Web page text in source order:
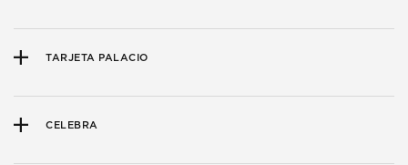
TARJETA PALACIO
CELEBRA